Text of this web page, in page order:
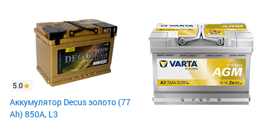
5.0
Аккумулятор Decus золото (77
Ah) 850А, L3